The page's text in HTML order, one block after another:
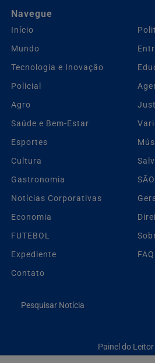
Navegue
Início
Mundo
Tecnologia e Inovação
Policial
Agro
Saúde e Bem-Estar
Esportes
Cultura
Gastronomia
Notícias Corporativas
Economia
FUTEBOL
Expediente
FAQ
Contato
Pesquisar Notícia
Painel do Leitor